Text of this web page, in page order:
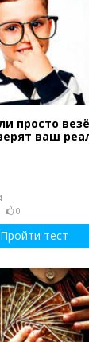
просто
ваш
0
Пройти тест